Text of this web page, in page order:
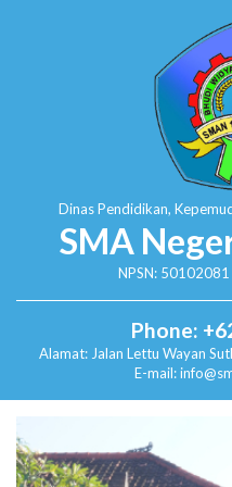
Dinas Pendidikan,
SMA
NPSN:
Phone:
Alamat: Jalan Lettu Wayan
E-mail: